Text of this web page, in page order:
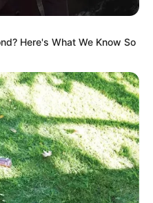
Here's What We Know So